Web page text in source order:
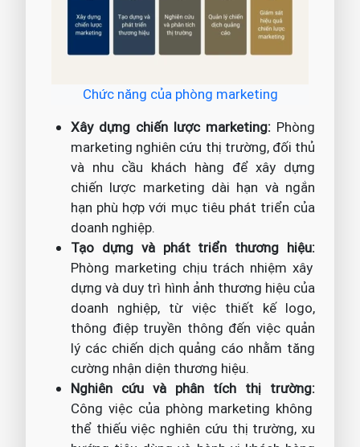
Chức năng của phòng marketing
Xây dựng chiến lược marketing: Phòng
marketing nghiên cứu thị trường, đối thủ
và nhu cầu khách hàng để xây dựng
chiến lược marketing dài hạn và ngắn
hạn phù hợp với mục tiêu phát triển của
doanh nghiệp.
Tạo dựng và phát triển thương hiệu:
Phòng marketing chịu trách nhiệm xây
dựng và duy trì hình ảnh thương hiệu của
doanh nghiệp, từ việc thiết kế logo,
thông điệp truyền thông đến việc quản
lý các chiến dịch quảng cáo nhằm tăng
cường nhận diện thương hiệu.
Nghiên cứu và phân tích thị trường:
Công việc của phòng marketing không
thể thiếu việc nghiên cứu thị trường, xu